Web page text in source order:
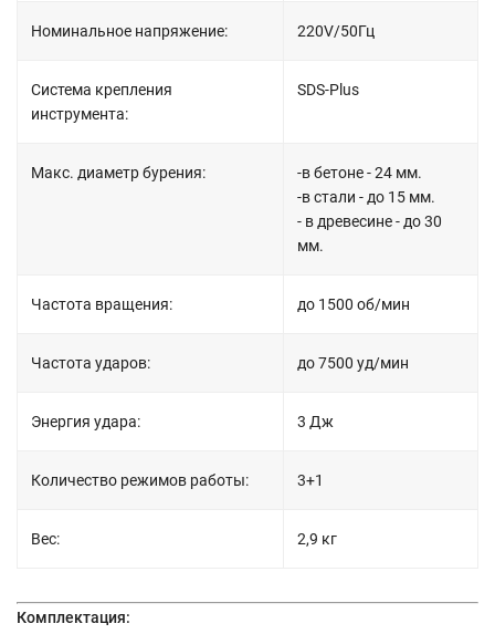
Номинальное напряжение: 220V/50Гц
Система крепления
инструмента:
SDS-Plus
Макс. диаметр бурения:
-в бетоне - 24 мм.
-в стали - до 15 мм.
- в древесине - до 30
мм.
Частота вращения: до 1500 об/мин
Частота ударов: до 7500 уд/мин
Энергия удара: 3 Дж
Количество режимов работы: 3+1
Вес: 2,9 кг
Комплектация: